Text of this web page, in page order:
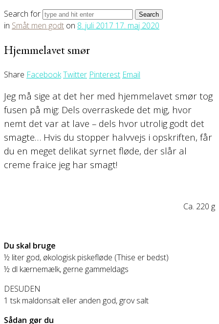
Search for
in Småt men godt on 8. juli 2017 17. maj 2020
Hjemmelavet smør
Share FacebookTwitter Pinterest Email
Jeg må sige at det her med hjemmelavet smør tog
fusen på mig: Dels overraskede det mig, hvor
nemt det var at lave – dels hvor utrolig godt det
smagte… Hvis du stopper halvvejs i opskriften, får
du en meget delikat syrnet fløde, der slår al
creme fraice jeg har smagt!
Ca. 220 g
Du skal bruge
½ liter god, økologisk piskefløde (Thise er bedst)
½ dl kærnemælk, gerne gammeldags
DESUDEN
1 tsk maldonsalt eller anden god, grov salt
Sådan gør du